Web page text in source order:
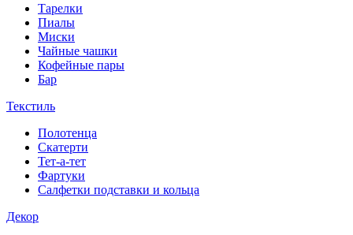
Тарелки
Пиалы
Миски
Чайные чашки
Кофейные пары
Бар
Текстиль
Полотенца
Скатерти
Тет-а-тет
Фартуки
Салфетки подставки и кольца
Декор